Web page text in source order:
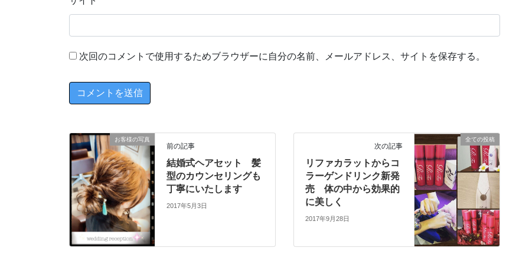
次回のコメントで使用するためブラウザーに自分の名前、メールアドレス、サイトを保存する。
お客様の写真
前の記事
結婚式ヘアセット 髪
型のカウンセリングも
丁寧にいたします
2017年5月3日
全ての投稿
次の記事
リファカラットからコ
ラーゲンドリンク新発
売 体の中から効果的
に美しく
2017年9月28日